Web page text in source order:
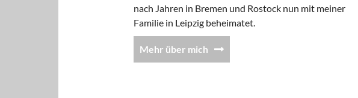
nach Jahren in Bremen und Rostock nun mit meiner
Familie in Leipzig beheimatet.
Mehr über mich